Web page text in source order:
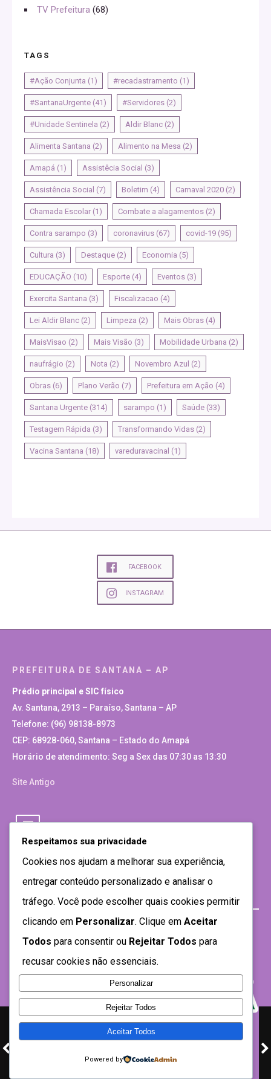
TV Prefeitura (68)
TAGS
#Ação Conjunta (1) #recadastramento (1)
#SantanaUrgente (41) #Servidores (2)
#Unidade Sentinela (2) Aldir Blanc (2)
Alimenta Santana (2) Alimento na Mesa (2)
Amapá (1) Assistêcia Social (3)
Assistência Social (7) Boletim (4) Carnaval 2020 (2)
Chamada Escolar (1) Combate a alagamentos (2)
Contra sarampo (3) coronavirus (67) covid-19 (95)
Cultura (3) Destaque (2) Economia (5)
EDUCAÇÃO (10) Esporte (4) Eventos (3)
Exercita Santana (3) Fiscalizacao (4)
Lei Aldir Blanc (2) Limpeza (2) Mais Obras (4)
MaisVisao (2) Mais Visão (3) Mobilidade Urbana (2)
naufrágio (2) Nota (2) Novembro Azul (2)
Obras (6) Plano Verão (7) Prefeitura em Ação (4)
Santana Urgente (314) sarampo (1) Saúde (33)
Testagem Rápida (3) Transformando Vidas (2)
Vacina Santana (18) vareduravacinal (1)
FACEBOOK
INSTAGRAM
PREFEITURA DE SANTANA – AP
Prédio principal e SIC físico
Av. Santana, 2913 – Paraíso, Santana – AP
Telefone: (96) 98138-8973
CEP: 68928-060, Santana – Estado do Amapá
Horário de atendimento: Seg a Sex das 07:30 as 13:30
Site Antigo
Respeitamos sua privacidade
Cookies nos ajudam a melhorar sua experiência,
entregar conteúdo personalizado e analisar o
tráfego. Você pode escolher quais cookies permitir
clicando em Personalizar. Clique em Aceitar
Todos para consentir ou Rejeitar Todos para
recusar cookies não essenciais.
Personalizar
Rejeitar Todos
Aceitar Todos
Powered by